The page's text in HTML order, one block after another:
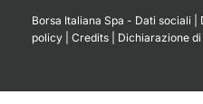
Borsa Italiana Spa - Dati sociali
policy
Credits Dichiarazione